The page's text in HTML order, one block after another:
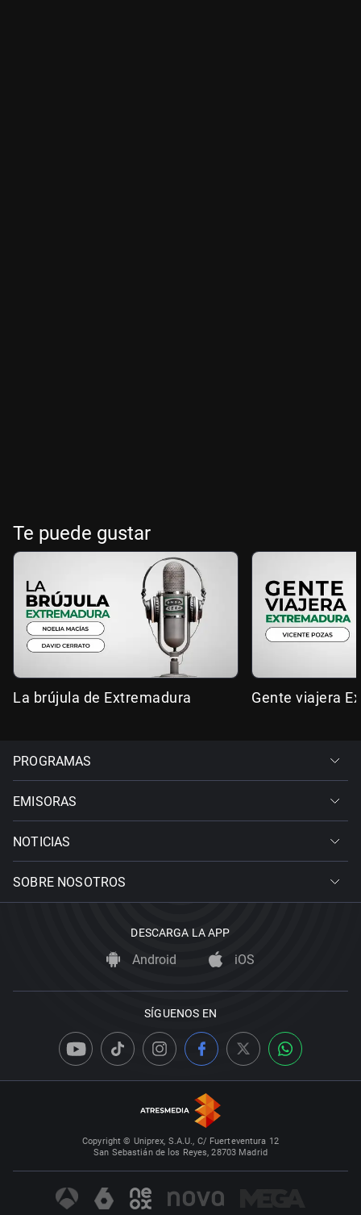
Te puede gustar
La brújula de Extremadura Gente viajera
PROGRAMAS
EMISORAS
NOTICIAS
SOBRE NOSOTROS
DESCARGA LA APP
Android iOS
SÍGUENOS EN
Copyright © Uniprex, S.A.U., C/ Fuerteventura 12
San Sebastián de los Reyes, 28703 Madrid